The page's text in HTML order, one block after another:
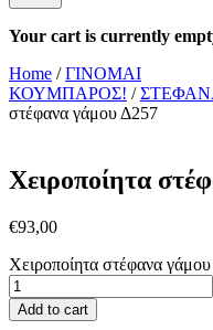
Your cart is currently
Home /ΓΙΝΟΜΑΙ
ΚΟΥΜΠΑΡΟΣ! /
στέφανα γάμου Δ257
Χειροποίητα
€93,00
Χειροποίητα στέφανα
Add to cart